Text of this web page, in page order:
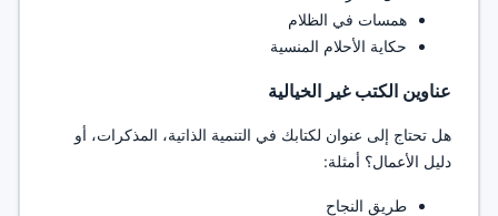
همسات في الظلام
حكاية الأحلام المنسية
عناوين الكتب غير الخيالية
هل تحتاج إلى عنوان لكتابك في التنمية الذاتية، المذكرات، أو
دليل الأعمال؟ أمثلة:
طريق النجاح